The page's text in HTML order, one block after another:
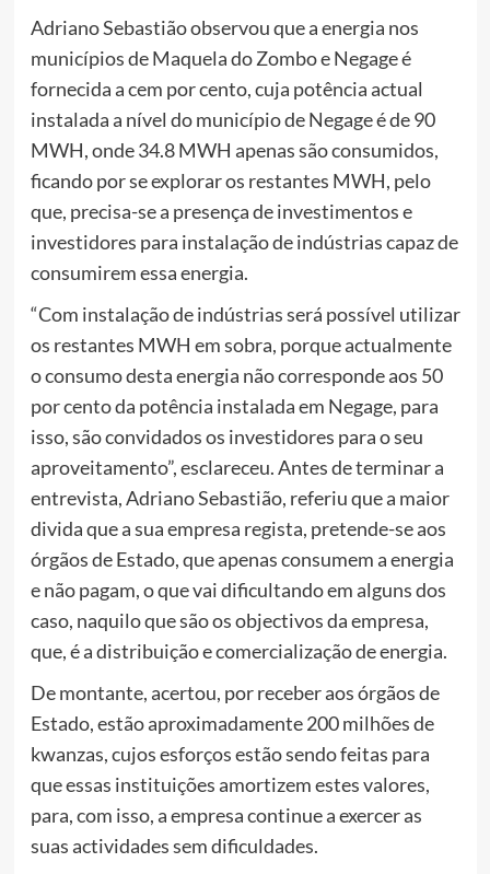
Adriano Sebastião observou que a energia nos
municípios de Maquela do Zombo e Negage é
fornecida a cem por cento, cuja potência actual
instalada a nível do município de Negage é de 90
MWH, onde 34.8 MWH apenas são consumidos,
ficando por se explorar os restantes MWH, pelo
que, precisa-se a presença de investimentos e
investidores para instalação de indústrias capaz de
consumirem essa energia.
“Com instalação de indústrias será possível utilizar
os restantes MWH em sobra, porque actualmente
o consumo desta energia não corresponde aos 50
por cento da potência instalada em Negage, para
isso, são convidados os investidores para o seu
aproveitamento”, esclareceu. Antes de terminar a
entrevista, Adriano Sebastião, referiu que a maior
divida que a sua empresa regista, pretende-se aos
órgãos de Estado, que apenas consumem a energia
e não pagam, o que vai dificultando em alguns dos
caso, naquilo que são os objectivos da empresa,
que, é a distribuição e comercialização de energia.
De montante, acertou, por receber aos órgãos de
Estado, estão aproximadamente 200 milhões de
kwanzas, cujos esforços estão sendo feitas para
que essas instituições amortizem estes valores,
para, com isso, a empresa continue a exercer as
suas actividades sem dificuldades.